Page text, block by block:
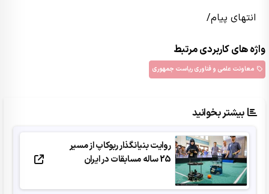
انتهای پیام/
واژه های کاربردی مرتبط
معاونت علمی و فناوری ریاست جمهوری
بیشتر بخوانید
روایت بنیانگذار ربوکاپ از مسیر
25 ساله مسابقات در ایران